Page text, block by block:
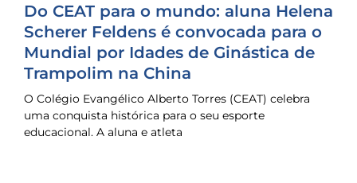
Do CEAT para o mundo: aluna Helena
Scherer Feldens é convocada para o
Mundial por Idades de Ginástica de
Trampolim na China
O Colégio Evangélico Alberto Torres (CEAT) celebra
uma conquista histórica para o seu esporte
educacional. A aluna e atleta